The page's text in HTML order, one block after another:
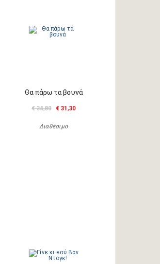
Θα πάρω τα βουνά
€ 34,80 € 31,30
Διαθέσιμο